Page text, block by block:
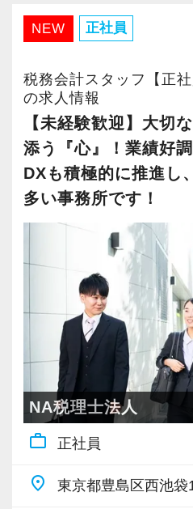
【対面も、効率も大事に
に！基本はITやメール・
支給）で対応しつつ、遠
度のペースでご訪問する
また、近隣のお客様へも
っています。
お客様と対面でお話する
方。その上で、効率も
には最適です！
・現在男性3名、女性4
・完全週休2日制のお仕
ざいません。
・スケジュールに合わせ
整していきますので、無
ます。
・（勤務時間）9：00～
提供時間）9：30～16：00
であれば、資格や経験は
「関わる人が全員楽し
作っていきませんか？
◆会計・税務の仕事を通
ある方、大歓迎です。
ぜひ、あなたの力を貸
ご応募をお待ちしてお
◆職場見学可能です！！
お気軽にお問い合わせ
NEW 正社員
税務会計スタッフ【正
の求人情報
【未経験歓迎】大切
添う『心』！業績好
DXも積極的に推進し
多い事務所です！
NA税理士法人
work_outline 正社員
place 東京都豊島区西池袋